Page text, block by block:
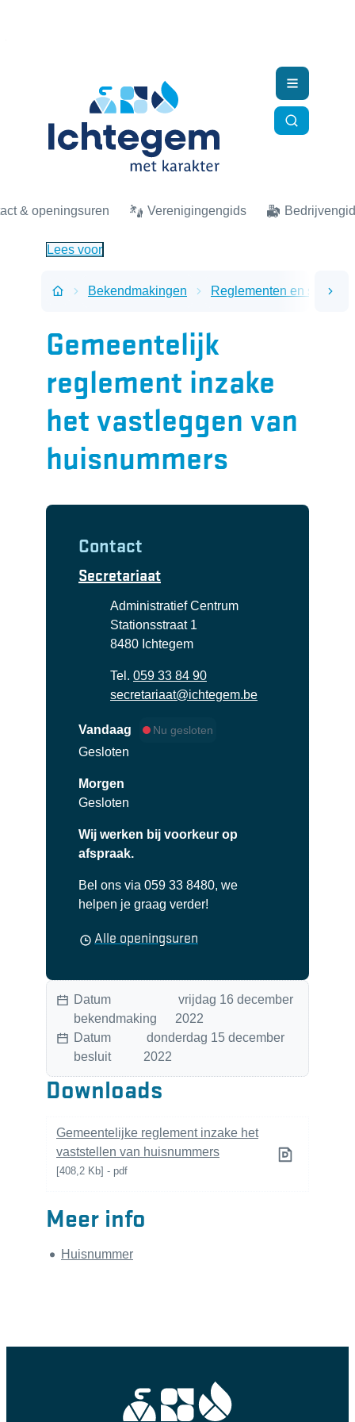
& openingsuren Verenigingengids
Zoek
Menu
Lees voor
Startpagina
Bekendmakingen Reglementen en
Gemeentelijk
reglement inzake
het vastleggen van
huisnummers
Contact
Secretariaat
AdresAdministratief Centrum
Stationsstraat 1
,8480 Ichtegem
059 33 84 90
E-mailsecretariaat@ichtegem.be
Vandaag Nu gesloten
Gesloten
Morgen
Gesloten
Wij werken bij voorkeur op
afspraak.
Bel ons via 059 33 8480, we
helpen je graag verder!
Alle openingsuren
Datum
bekendmaking
vrijdag 16 december
2022
Datum
besluit
donderdag 15 december
2022
Downloads
Gemeentelijke reglement inzake het
vaststellen van huisnummers
408,2 Kb pdf
Meer info
Huisnummer